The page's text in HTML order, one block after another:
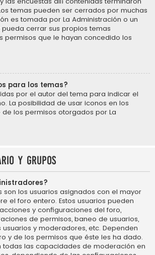
temas pueden ser cerrados por muchas
es tomada por La Administración o un
cerrar sus propios temas
permisos que le hayan concedido los
para los temas?
por el autor del tema para indicar el
La posibilidad de usar iconos en los
los permisos otorgados por La
y grupos
son los usuarios asignados con el mayor
el foro entero. Estos usuarios pueden
y configuraciones del foro,
de permisos, baneo de usuarios,
y moderadores, etc. Dependen
y de los permisos que éste les ha dado.
todas las capacidades de moderación en